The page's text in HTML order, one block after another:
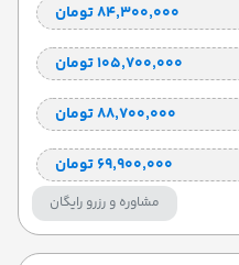
۸۴٬۳۰۰٬۰۰۰ تومان
۱۰۵٬۷۰۰٬۰۰۰ تومان
۸۸٬۷۰۰٬۰۰۰ تومان
۶۹٬۹۰۰٬۰۰۰ تومان
مشاوره و رزرو رایگان